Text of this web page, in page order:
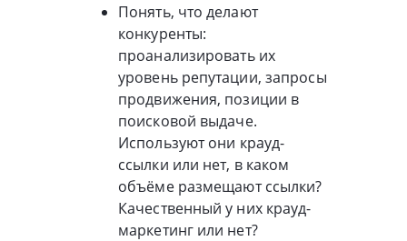
Понять, что делают
конкуренты:
проанализировать их
уровень репутации, запросы
продвижения, позиции в
поисковой выдаче.
Используют они крауд-
ссылки или нет, в каком
объёме размещают ссылки?
Качественный у них крауд-
маркетинг или нет?